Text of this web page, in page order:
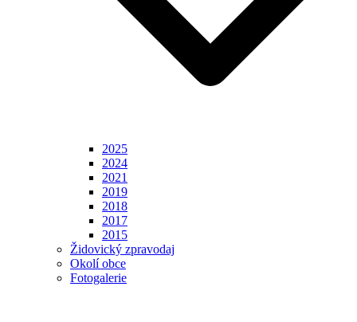
2025
2024
2021
2019
2018
2017
2015
Židovický zpravodaj
Okolí obce
Fotogalerie